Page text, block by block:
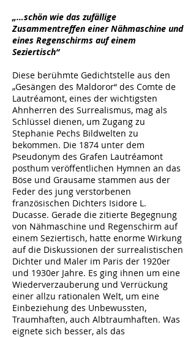
„…schön wie das zufällige
Zusammentreffen einer Nähmaschine und
eines Regenschirms auf einem
Seziertisch“
Diese berühmte Gedichtstelle aus den
„Gesängen des Maldoror“ des Comte de
Lautréamont, eines der wichtigsten
Ahnherren des Surrealismus, mag als
Schlüssel dienen, um Zugang zu
Stephanie Pechs Bildwelten zu
bekommen. Die 1874 unter dem
Pseudonym des Grafen Lautréamont
posthum veröffentlichen Hymnen an das
Böse und Grausame stammen aus der
Feder des jung verstorbenen
französischen Dichters Isidore L.
Ducasse. Gerade die zitierte Begegnung
von Nähmaschine und Regenschirm auf
einem Seziertisch, hatte enorme Wirkung
auf die Diskussionen der surrealistischen
Dichter und Maler im Paris der 1920er
und 1930er Jahre. Es ging ihnen um eine
Wiederverzauberung und Verrückung
einer allzu rationalen Welt, um eine
Einbeziehung des Unbewussten,
Traumhaften, auch Albtraumhaften. Was
eignete sich besser, als das